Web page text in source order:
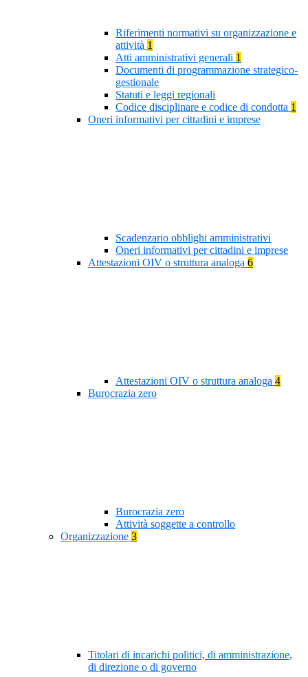
Riferimenti normativi su organizzazione e
attività 1
Atti amministrativi generali 1
Documenti di programmazione strategico-
gestionale
Statuti e leggi regionali
Codice disciplinare e codice di condotta 1
Oneri informativi per cittadini e imprese
Scadenzario obblighi amministrativi
Oneri informativi per cittadini e imprese
Attestazioni OIV o struttura analoga 6
Attestazioni OIV o struttura analoga 4
Burocrazia zero
Burocrazia zero
Attività soggette a controllo
Organizzazione 3
Titolari di incarichi politici, di amministrazione,
di direzione o di governo